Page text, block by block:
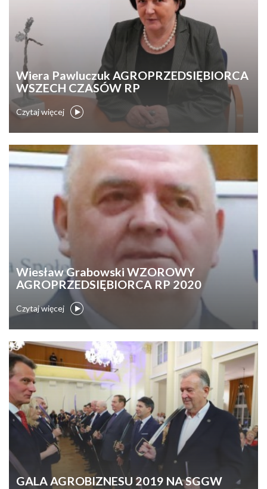
Wiera Pawluczuk AGROPRZEDSIĘBIORCA
WSZECH CZASÓW RP
Czytaj więcej
Wiesław Grabowski WZOROWY
AGROPRZEDSIĘBIORCA RP 2020
Czytaj więcej
GALA AGROBIZNESU 2019 NA SGGW